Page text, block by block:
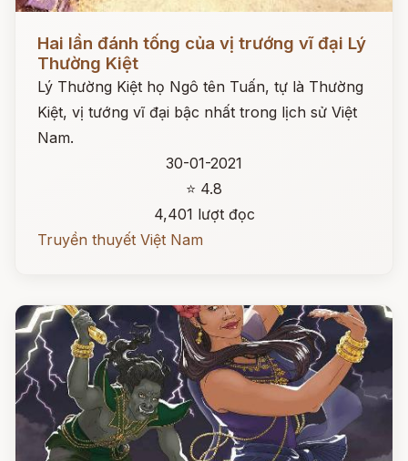
Đọc ngay
Hai lần đánh tống của vị trướng vĩ đại Lý
Thường Kiệt
Lý Thường Kiệt họ Ngô tên Tuấn, tự là Thường
Kiệt, vị tướng vĩ đại bậc nhất trong lịch sử Việt
Nam.
30-01-2021
⭐ 4.8
4,401 lượt đọc
Truyền thuyết Việt Nam